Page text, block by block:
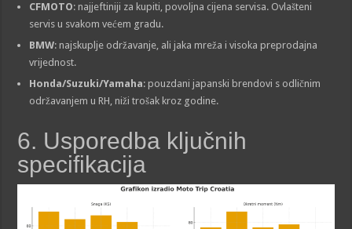
CFMOTO: najjeftiniji za kupiti, povoljna cijena servisa. Ovlašteni
servis u svakom većem gradu.
BMW: najskuplje održavanje, ali jaka mreža i visoka preprodajna
vrijednost.
Honda/Suzuki/Yamaha: pouzdani japanski brendovi s odličnim
održavanjem u RH, niži trošak kroz godine.
6. Usporedba ključnih
specifikacija